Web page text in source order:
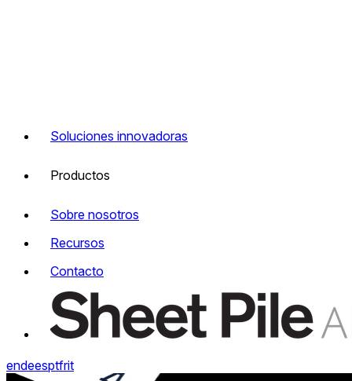
Soluciones innovadoras
Productos
Sobre nosotros
Recursos
Contacto
endeesptfrit